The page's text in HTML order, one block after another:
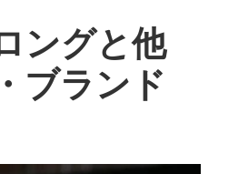
ングと他
ブランド